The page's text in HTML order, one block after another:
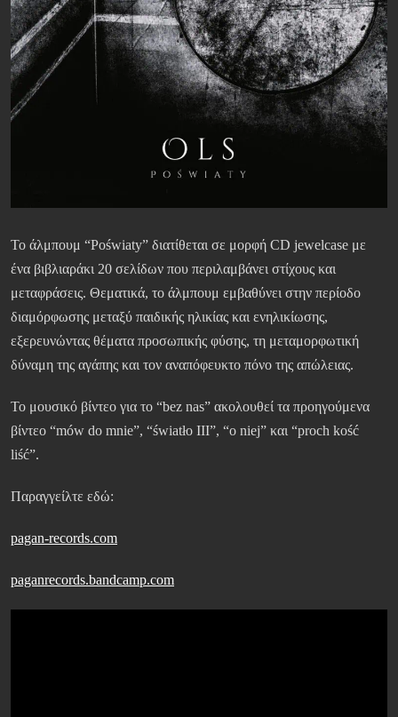
Το άλμπουμ “Poświaty” διατίθεται σε μορφή CD jewelcase με
ένα βιβλιαράκι 20 σελίδων που περιλαμβάνει στίχους και
μεταφράσεις. Θεματικά, το άλμπουμ εμβαθύνει στην περίοδο
διαμόρφωσης μεταξύ παιδικής ηλικίας και ενηλικίωσης,
εξερευνώντας θέματα προσωπικής φύσης, τη μεταμορφωτική
δύναμη της αγάπης και τον αναπόφευκτο πόνο της απώλειας.
Το μουσικό βίντεο για το “bez nas” ακολουθεί τα προηγούμενα
βίντεο “mów do mnie”, “światło III”, “o niej” και “proch kość
liść”.
Παραγγείλτε εδώ:
pagan-records.com
paganrecords.bandcamp.com